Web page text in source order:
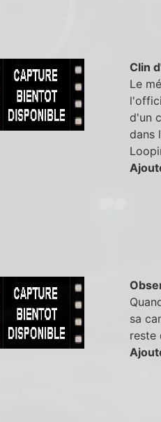
Clin
Le
d'un
dans
sa
reste